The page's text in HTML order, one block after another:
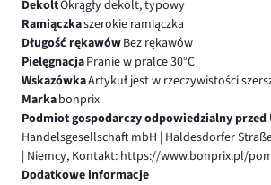
DekoltOkrągły dekolt, typowy
Ramiączkaszerokie ramiączka
Długość rękawówBez rękawów
PielęgnacjaPranie w pralce 30°C
WskazówkaArtykuł jest w rzeczywistości
Markabonprix
Podmiot gospodarczy odpowiedzialny przed
Handelsgesellschaft mbH | Haldesdorfer
| Niemcy, Kontakt: https://www.bonprix.pl/
Dodatkowe informacje